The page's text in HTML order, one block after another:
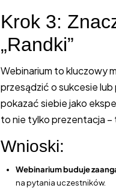
Krok 3:
„Randki”
Webinarium to kluczowy
przesądzić o sukcesie
pokazać siebie jako
to nie tylko prezentacja –
Wnioski:
Webinarium buduje
na pytania uczestników.